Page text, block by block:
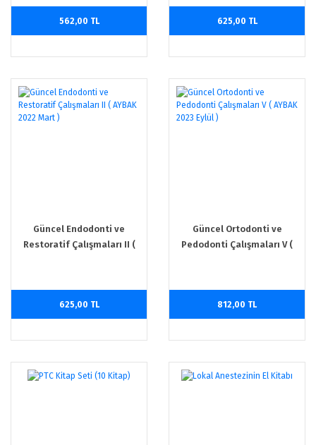
562,00 TL 625,00 TL
Güncel Endodonti ve
Restoratif Çalışmaları II (
625,00 TL
Güncel Ortodonti ve
Pedodonti Çalışmaları V (
812,00 TL